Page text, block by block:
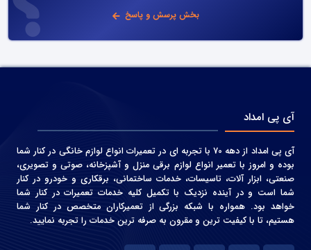
بخش پرسش و پاسخ
آی پی امداد
آی پی امداد از دهه 70 با تجربه ای در تعمیرات انواع لوازم خانگی در کنار شما
بوده و امروز با تعمیر انواع لوازم برقی منزل و آشپزخانه، صوتی و‌ تصویری،
صنعتی، ابزار آلات، تاسیسات، خدمات ساختمانی، برقکاری و خودرو در کنار
شما است و در آینده نزدیک با تکمیل کلیه خدمات تعمیرات در کنار شما
خواهد بود. همواره با شبکه بزرگی از تعمیرکاران متخصص در کنار شما
هستیم، تا با کیفیت ترین و مقرون به صرفه ترین خدمات را تجربه نمایید.